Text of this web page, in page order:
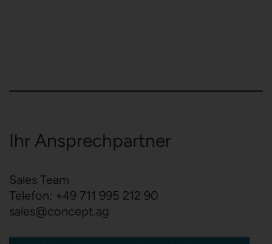
Ihr Ansprechpartner
Sales Team
Telefon: +49 711 995 212 90
sales@concept.ag